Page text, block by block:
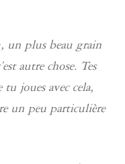
un plus beau grain
autre chose. Tes
tu joues avec cela,
un peu particulière